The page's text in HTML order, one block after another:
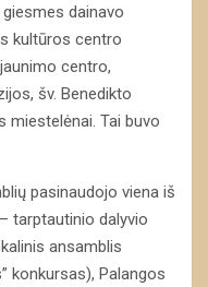
dainavo
kultūros centro
centro,
šv. Benedikto
miestelėnai. Tai buvo
pasinaudojo viena iš
tarptautinio dalyvio
ansamblis
konkursas), Palangos